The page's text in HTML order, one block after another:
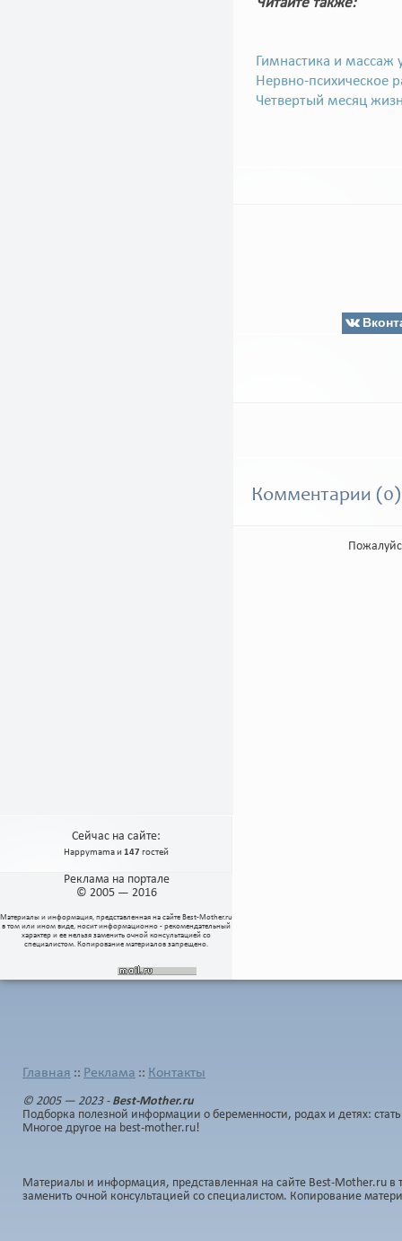
Сейчас на сайте:
Happymamaи147 гостей
Реклама на портале
© 2005 — 2016
Материалы и информация, представленная на сайте Best-Mother.ru
в том или ином виде, носит информационно - рекомендательный
характер и ее нельзя заменить очной консультацией со
специалистом. Копирование материалов запрещено.
Читайте также:
Гимнастика и массаж
Нервно-психическое
Четвертый месяц
Комментарии (0)
Главная :: Реклама :: Контакты
© 2005 — 2023 - Best-Mother.ru
Подборка полезной информации о беременности, родах и детях:
Многое другое на best-mother.ru!
Материалы и информация, представленная на сайте Best-Mother.ru
заменить очной консультацией со специалистом. Копирование